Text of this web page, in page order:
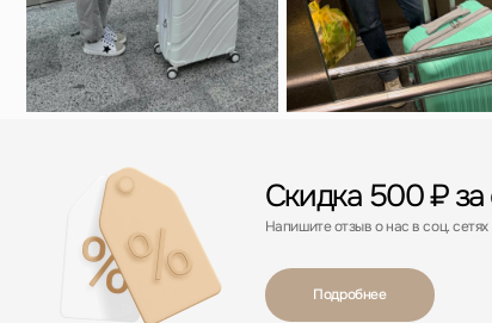
С этим товаром покупают